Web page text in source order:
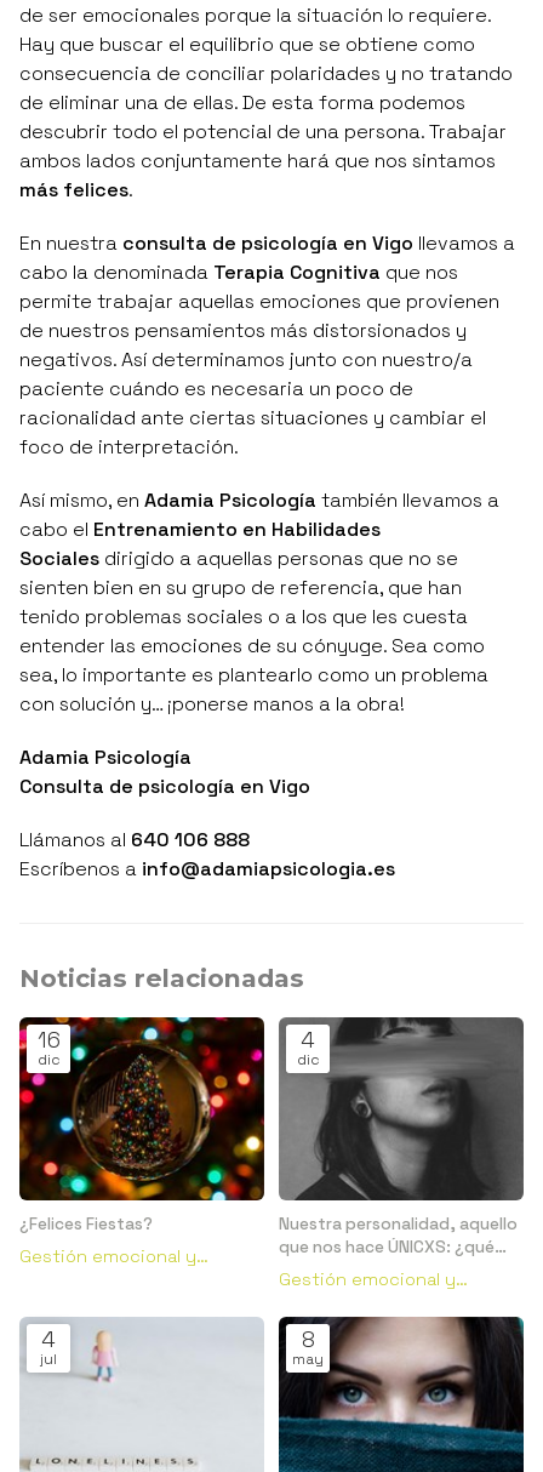
de ser emocionales porque la situación lo requiere.
Hay que buscar el equilibrio que se obtiene como
consecuencia de conciliar polaridades y no tratando
de eliminar una de ellas. De esta forma podemos
descubrir todo el potencial de una persona. Trabajar
ambos lados conjuntamente hará que nos sintamos
más felices.
En nuestra consulta de psicología en Vigo llevamos a
cabo la denominada Terapia Cognitiva que nos
permite trabajar aquellas emociones que provienen
de nuestros pensamientos más distorsionados y
negativos. Así determinamos junto con nuestro/a
paciente cuándo es necesaria un poco de
racionalidad ante ciertas situaciones y cambiar el
foco de interpretación.
Así mismo, en Adamia Psicología también llevamos a
cabo el Entrenamiento en Habilidades
Sociales dirigido a aquellas personas que no se
sienten bien en su grupo de referencia, que han
tenido problemas sociales o a los que les cuesta
entender las emociones de su cónyuge. Sea como
sea, lo importante es plantearlo como un problema
con solución y… ¡ponerse manos a la obra!
Adamia Psicología
Consulta de psicología en Vigo
Llámanos al 640 106 888
Escríbenos a info@adamiapsicologia.es
Noticias relacionadas
16
dic
¿Felices Fiestas?
Gestión emocional y
4
dic
Nuestra personalidad, aquello
que nos hace ÚNICXS: ¿qué
es?
Gestión emocional y
4
jul
8
may